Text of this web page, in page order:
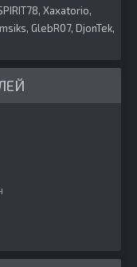
Xaxatorio
GlebR07 DjonTek